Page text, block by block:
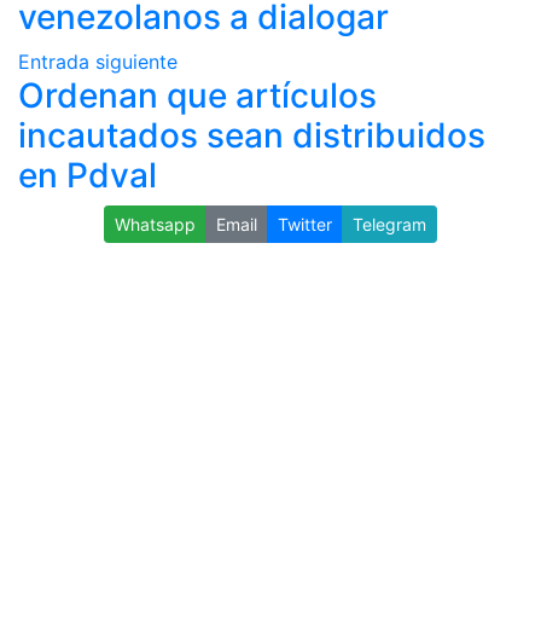
venezolanos a dialogar
Entrada siguiente
Ordenan que artículos
incautados sean distribuidos
en Pdval
Whatsapp Email Twitter Telegram